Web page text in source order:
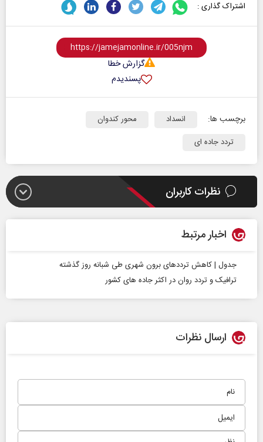
اشتراک گذاری :
گزارش خطا
پسندیدم
برچسب ها: انسداد
محور کندوان
تردد جاده ای
نظرات کاربران
اخبار مرتبط
جدول | کاهش ترددهای برون شهری طی شبانه روز گذشته
ترافیک و تردد روان در اکثر جاده‌ های کشور
ارسال نظرات